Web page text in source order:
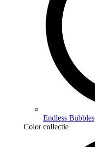
Endless Bubbles
Color collectie